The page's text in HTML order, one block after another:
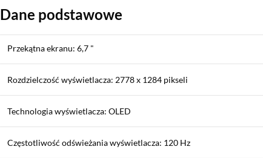
Dane podstawowe
Przekątna ekranu: 6,7 "
Rozdzielczość wyświetlacza: 2778 x 1284 pikseli
Technologia wyświetlacza: OLED
Częstotliwość odświeżania wyświetlacza: 120 Hz